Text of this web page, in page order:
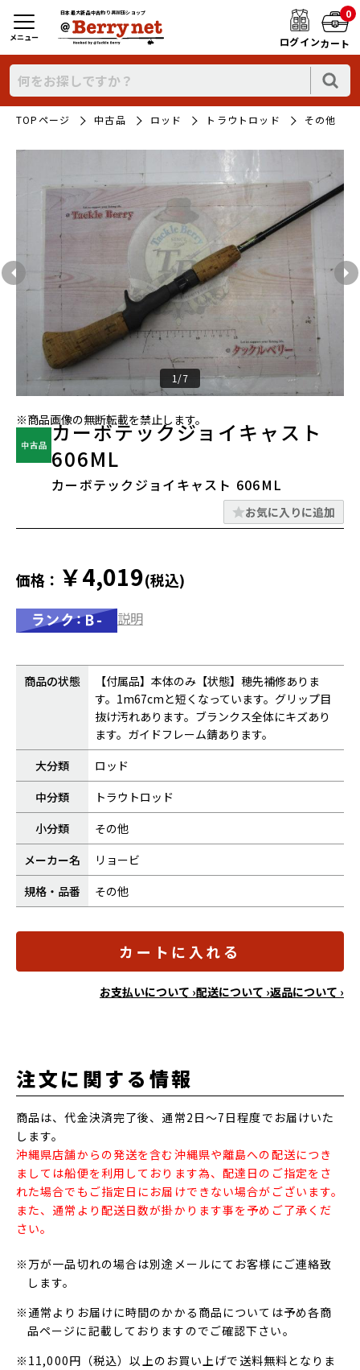
日本最大新品中古釣り具WEBショップ
ログイン
0
カート
メニュー
TOPページ 中古品 ロッド トラウトロッド その他
1/7
※商品画像の無断転載を禁止します。
カーボテックジョイキャスト
606ML
カーボテックジョイキャスト 606ML
お気に入りに追加
価格： ￥4,019(税込)
説明
商品の状態
【付属品】本体のみ【状態】穂先補修ありま
す。1m67cmと短くなっています。グリップ目
抜け汚れあります。ブランクス全体にキズあり
ます。ガイドフレーム錆あります。
大分類
ロッド
中分類
トラウトロッド
小分類
その他
メーカー名
リョービ
規格・品番
その他
カートに入れる
お支払いについて ›配送について ›返品について ›
注文に関する情報
商品は、代金決済完了後、通常2日～7日程度でお届けいた
します。
沖縄県店舗からの発送を含む沖縄県や離島への配送につき
ましては船便を利用しております為、配達日のご指定をさ
れた場合でもご指定日にお届けできない場合がございます。
また、通常より配送日数が掛かります事を予めご了承くだ
さい。
※万が一品切れの場合は別途メールにてお客様にご連絡致
します。
※通常よりお届けに時間のかかる商品については予め各商
品ページに記載しておりますのでご確認下さい。
※11,000円（税込）以上のお買い上げで送料無料となりま